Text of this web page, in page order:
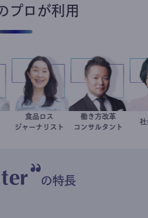
プロが利用
井出留美
食品ロス
ジャーナリスト
新田龍
働き方改革
コンサルタント
の特長